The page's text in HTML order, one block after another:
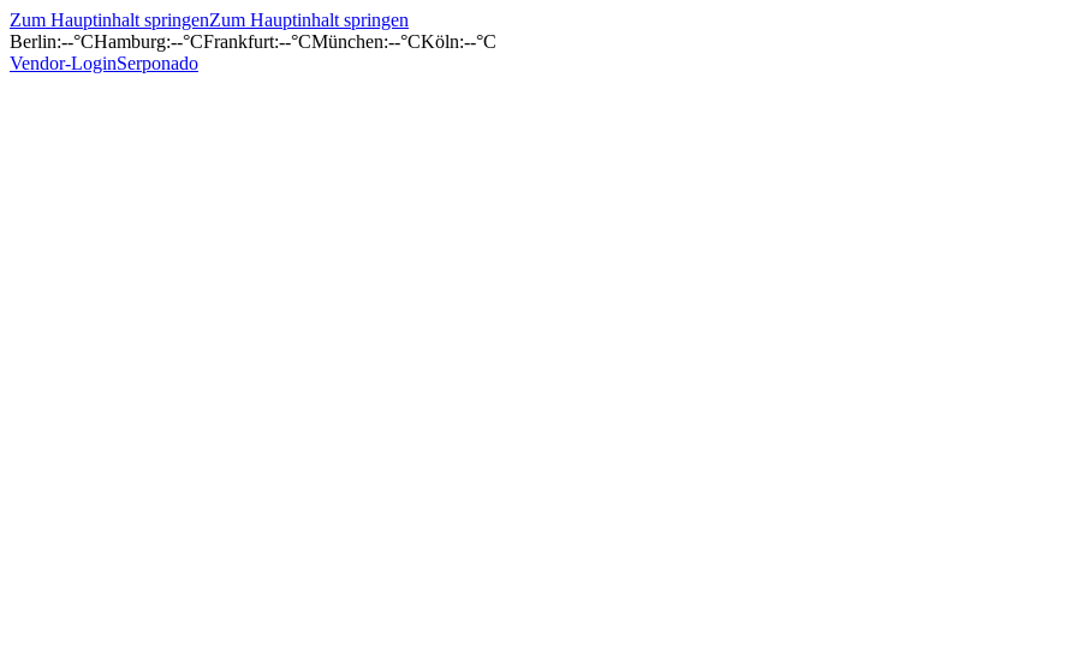
Zum Hauptinhalt springenZum Hauptinhalt springen
Berlin:--°CHamburg:--°CFrankfurt:--°CMünchen:--°CKöln:--°C
Vendor-LoginSerponado